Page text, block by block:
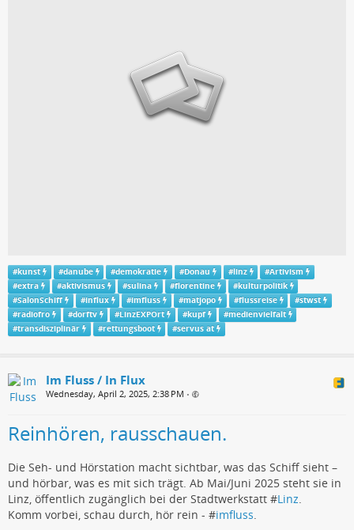
#kunst #danube #demokratie #Donau #linz #Artivism
#extra #aktivismus #sulina #florentine #kulturpolitik
#SalonSchiff #influx #imfluss #matjopo #flussreise #stwst
#radiofro #dorftv #LinzEXPOrt #kupf #medienvielfalt
#transdisziplinär #rettungsboot #servus at
Im Fluss / In Flux
Wednesday, April 2, 2025, 2:38 PM •
Reinhören, rausschauen.
Die Seh- und Hörstation macht sichtbar, was das Schiff sieht –
und hörbar, was es mit sich trägt. Ab Mai/Juni 2025 steht sie in
Linz, öffentlich zugänglich bei der Stadtwerkstatt #Linz.
Komm vorbei, schau durch, hör rein - #imfluss.